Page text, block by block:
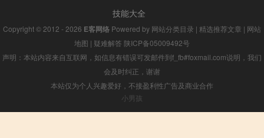
技能大全
Copyright © 2012 - 2026 E客网络 Powered by 网站分类目录 | 精选推荐文章 | 网站
地图 | 疑难解答 陕ICP备05009492号
声明：本站内容来自互联网，如信息有错误可发邮件到f_fb#foxmail.com说明，我们
会及时纠正，谢谢
本站仅为个人兴趣爱好，不接盈利性广告及商业合作
小男孩